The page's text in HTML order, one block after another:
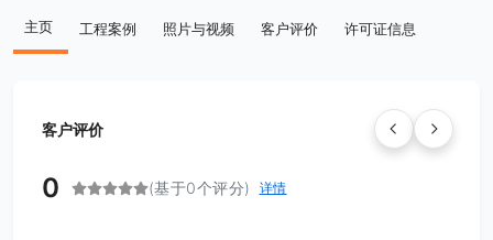
主页 工程案例 照片与视频 客户评价 许可证信息
客户评价
0 (基于0个评分) 详情